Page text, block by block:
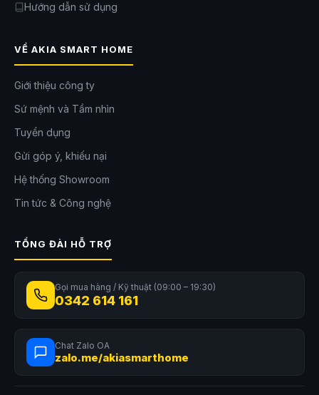
Hướng dẫn sử dụng
VỀ AKIA SMART HOME
Giới thiệu công ty
Sứ mệnh và Tầm nhìn
Tuyển dụng
Gửi góp ý, khiếu nại
Hệ thống Showroom
Tin tức & Công nghệ
TỔNG ĐÀI HỖ TRỢ
Gọi mua hàng / Kỹ thuật (09:00 – 19:30)
0342 614 161
Chat Zalo OA
zalo.me/akiasmarthome